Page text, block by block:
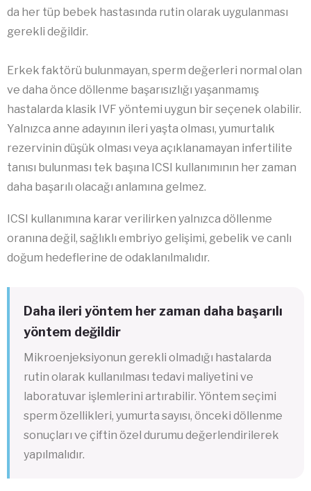
da her tüp bebek hastasında rutin olarak uygulanması
gerekli değildir.
Erkek faktörü bulunmayan, sperm değerleri normal olan
ve daha önce döllenme başarısızlığı yaşanmamış
hastalarda klasik IVF yöntemi uygun bir seçenek olabilir.
Yalnızca anne adayının ileri yaşta olması, yumurtalık
rezervinin düşük olması veya açıklanamayan infertilite
tanısı bulunması tek başına ICSI kullanımının her zaman
daha başarılı olacağı anlamına gelmez.
ICSI kullanımına karar verilirken yalnızca döllenme
oranına değil, sağlıklı embriyo gelişimi, gebelik ve canlı
doğum hedeflerine de odaklanılmalıdır.
Daha ileri yöntem her zaman daha başarılı
yöntem değildir
Mikroenjeksiyonun gerekli olmadığı hastalarda
rutin olarak kullanılması tedavi maliyetini ve
laboratuvar işlemlerini artırabilir. Yöntem seçimi
sperm özellikleri, yumurta sayısı, önceki döllenme
sonuçları ve çiftin özel durumu değerlendirilerek
yapılmalıdır.